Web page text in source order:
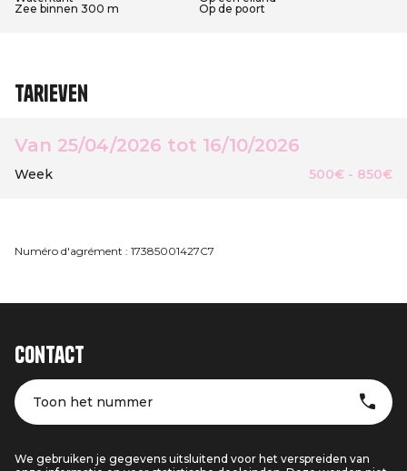
Zee binnen 300 m
Op de poort
Tarieven
Van 25/04/2026 tot 16/10/2026
Week 500€ - 850€
Numéro d'agrément : 17385001427C7
Contact
Toon het nummer
We gebruiken je gegevens uitsluitend voor het verspreiden van